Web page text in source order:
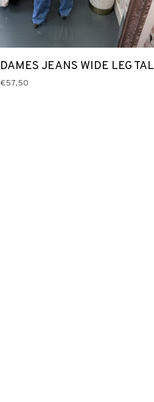
DAMES JEANS WIDE LEG
€57,50